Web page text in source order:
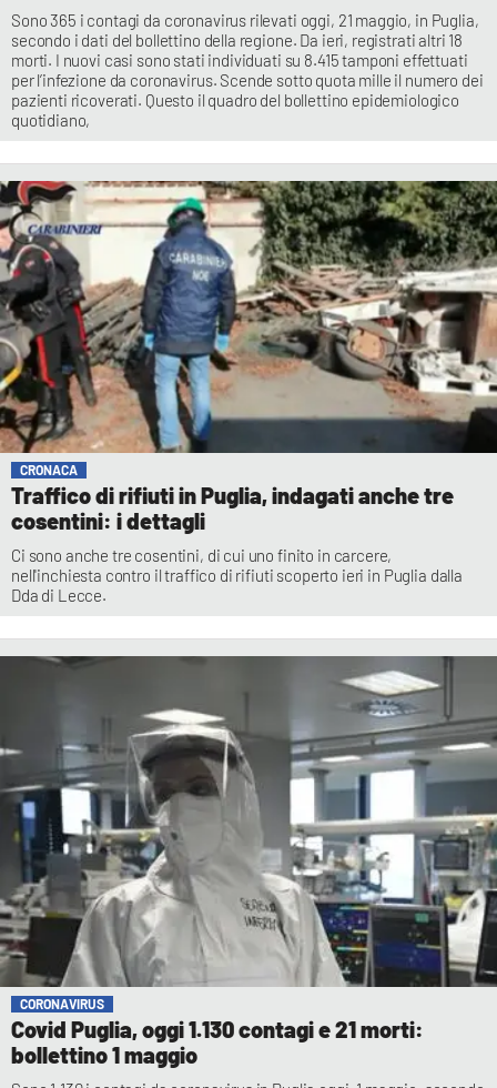
Sono 365 i contagi da coronavirus rilevati oggi, 21 maggio, in Puglia,
secondo i dati del bollettino della regione. Da ieri, registrati altri 18
morti. I nuovi casi sono stati individuati su 8.415 tamponi effettuati
per l’infezione da coronavirus. Scende sotto quota mille il numero dei
pazienti ricoverati. Questo il quadro del bollettino epidemiologico
quotidiano,
CRONACA
Traffico di rifiuti in Puglia, indagati anche tre
cosentini: i dettagli
Ci sono anche tre cosentini, di cui uno finito in carcere,
nell'inchiesta contro il traffico di rifiuti scoperto ieri in Puglia dalla
Dda di Lecce.
CORONAVIRUS
Covid Puglia, oggi 1.130 contagi e 21 morti:
bollettino 1 maggio